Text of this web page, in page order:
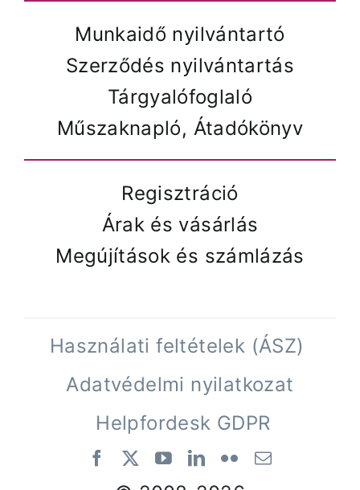
Munkaidő nyilvántartó
Szerződés nyilvántartás
Tárgyalófoglaló
Műszaknapló, Átadókönyv
Regisztráció
Árak és vásárlás
Megújítások és számlázás
Használati feltételek (ÁSZ)
Adatvédelmi nyilatkozat
Helpfordesk GDPR